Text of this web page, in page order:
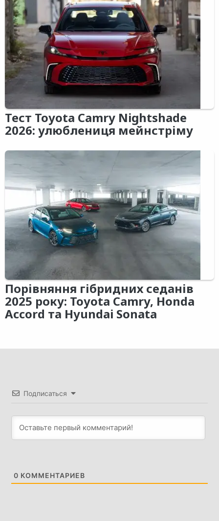
Тест Toyota Camry Nightshade
2026: улюблениця мейнстріму
Порівняння гібридних седанів
2025 року: Toyota Camry, Honda
Accord та Hyundai Sonata
Подписаться
0 КОММЕНТАРИЕВ